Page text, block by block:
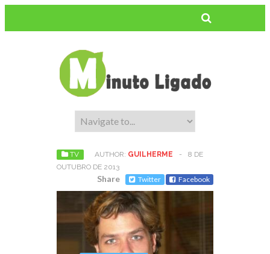
TV AUTHOR: GUILHERME -
8 DE
OUTUBRO DE 2013
Share Twitter Facebook